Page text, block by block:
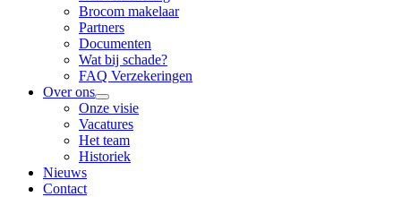
Brocom makelaar
Partners
Documenten
Wat bij schade?
FAQ Verzekeringen
Over ons
Onze visie
Vacatures
Het team
Historiek
Nieuws
Contact